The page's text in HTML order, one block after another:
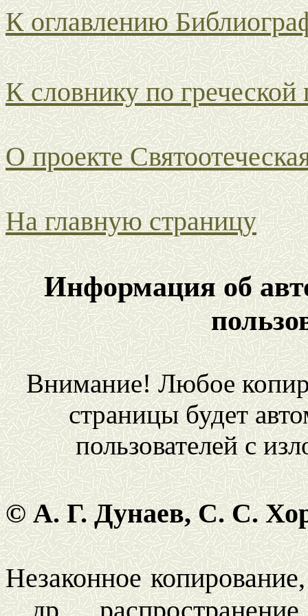
К оглавлению
К словнику по греческой
О проекте
На главную страницу
Информация об
Внимание! Любое
страницы будет
пользователей с
© А. Г. Дунаев, С. С.
Незаконное